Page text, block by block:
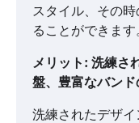
スタイル、その
ることができます
メリット: 洗練さ
盤、豊富なバン
洗練されたデザ